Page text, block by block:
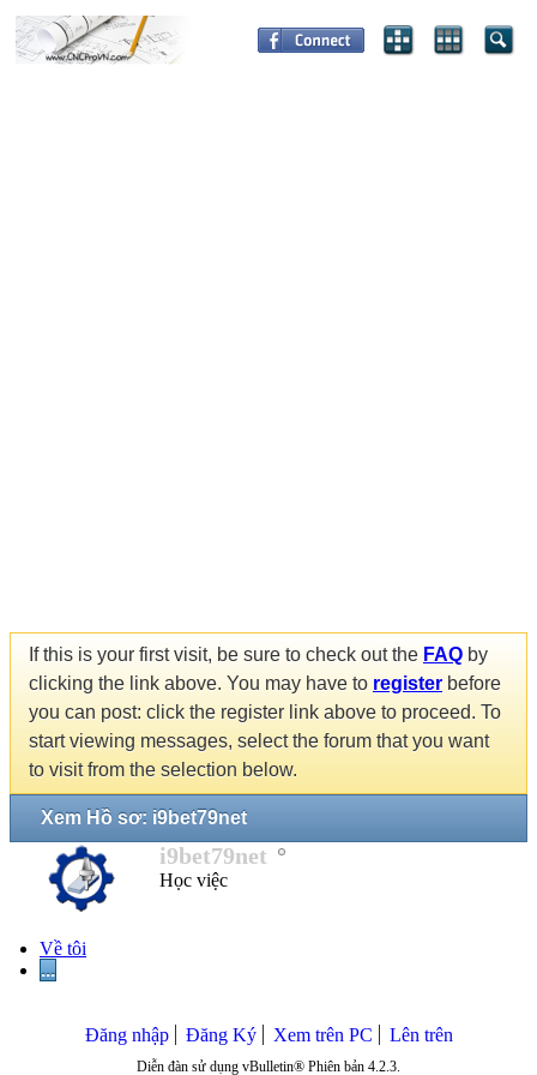
If this is your first visit, be sure to check out the FAQ by
clicking the link above. You may have to register before
you can post: click the register link above to proceed. To
start viewing messages, select the forum that you want
to visit from the selection below.
Xem Hồ sơ: i9bet79net
i9bet79net
Học việc
Về tôi
...
Đăng nhập Đăng Ký Xem trên PC Lên trên
Diễn đàn sử dụng vBulletin® Phiên bản 4.2.3.